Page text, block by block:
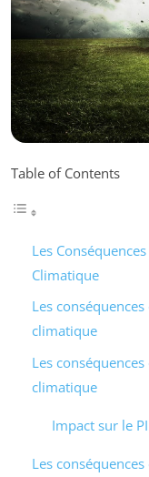
Table of Contents
Les
Climatique
Les
climatique
Les
climatique
Impact sur le
Les